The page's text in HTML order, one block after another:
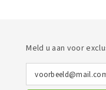
Meld u aan voor